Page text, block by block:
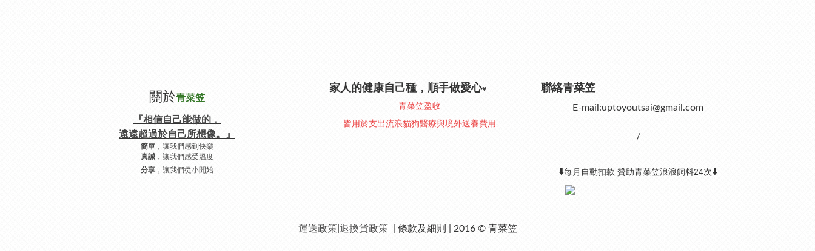
關於青菜笠
『相信自己能做的，
遠遠超過於自己所想像。』
簡單 ，讓我們感到快樂
真誠 ，讓我們感受溫度
分享 ，讓我們從小開始
家人的健康自己種，順手做愛心♥︎
青菜笠盈收
皆用於支出流浪貓狗醫療與境外送養費用
聯絡青菜笠
E-mail:uptoyoutsai@gmail.com
/
⬇️每月自動扣款 贊助青菜笠浪浪飼料24次⬇️
運送政策 退換貨政策 | 條款及細則 | 2016 © 青菜笠